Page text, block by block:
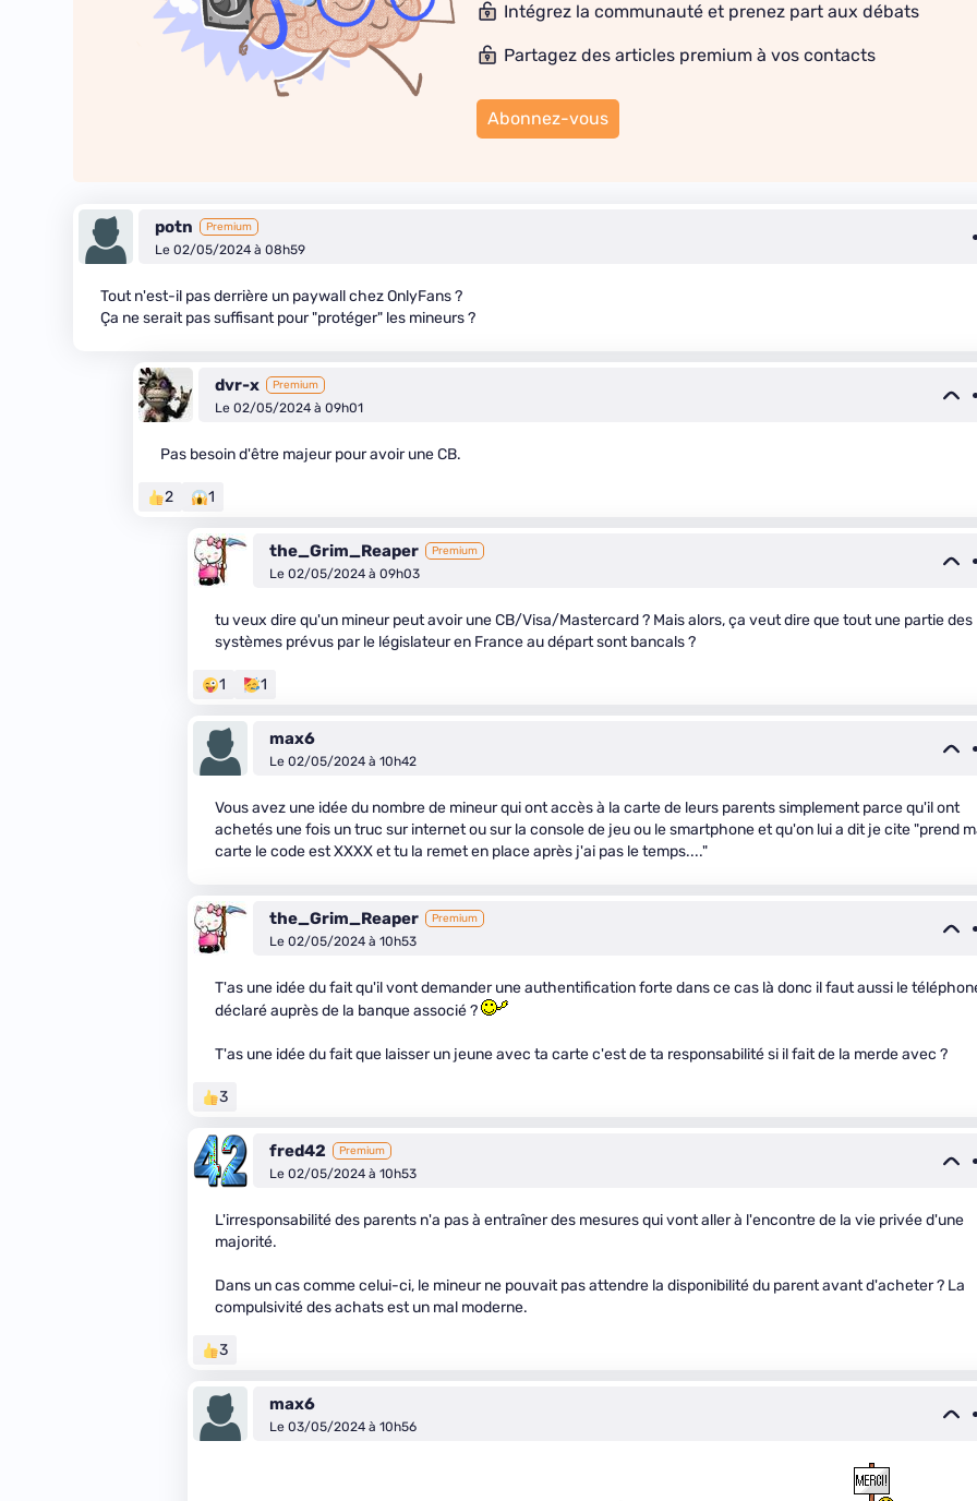
Intégrez la communauté et prenez part aux débats
Partagez des articles premium à vos contacts
Abonnez-vous
potn Premium
Le 02/05/2024 à 08h59
Tout n'est-il pas derrière un paywall chez OnlyFans ?
Ça ne serait pas suffisant pour "protéger" les mineurs ?
dvr-x Premium
Le 02/05/2024 à 09h01
Pas besoin d'être majeur pour avoir une CB.
2 1
the_Grim_Reaper Premium
Le 02/05/2024 à 09h03
tu veux dire qu'un mineur peut avoir une CB/Visa/Mastercard ? Mais alors, ça veut dire que tout une partie des
systèmes prévus par le législateur en France au départ sont bancals ?
1 1
max6
Le 02/05/2024 à 10h42
Vous avez une idée du nombre de mineur qui ont accès à la carte de leurs parents simplement parce qu'il ont
achetés une fois un truc sur internet ou sur la console de jeu ou le smartphone et qu'on lui a dit je cite "prend
carte le code est XXXX et tu la remet en place après j'ai pas le temps...."
the_Grim_Reaper Premium
Le 02/05/2024 à 10h53
T'as une idée du fait qu'il vont demander une authentification forte dans ce cas là donc il faut aussi le
déclaré auprès de la banque associé ?
T'as une idée du fait que laisser un jeune avec ta carte c'est de ta responsabilité si il fait de la merde avec ?
3
fred42 Premium
Le 02/05/2024 à 10h53
L'irresponsabilité des parents n'a pas à entraîner des mesures qui vont aller à l'encontre de la vie privée d'une
majorité.
Dans un cas comme celui-ci, le mineur ne pouvait pas attendre la disponibilité du parent avant d'acheter ? La
compulsivité des achats est un mal moderne.
3
max6
Le 03/05/2024 à 10h56